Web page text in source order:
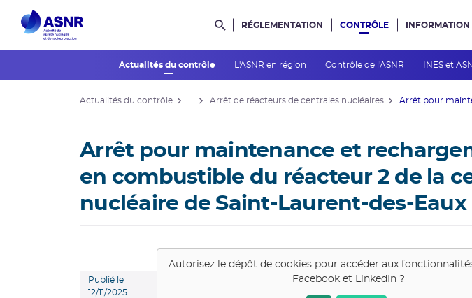
Rechercher dans le site
RÉGLEMENTATION CONTRÔLE
Actualités du contrôle L'ASNR en région Contrôle de l'ASNR INES et
INFORMATION
Actualités du contrôle Arrêt de réacteurs de centrales nucléaires Arrêt pour
Arrêt pour maintenance et
en combustible du réacteur 2 de la
nucléaire de Saint-Laurent-des-Eaux
Publié le
12/11/2025
Autorisez le dépôt de cookies pour accéder aux
Facebook et LinkedIn ?